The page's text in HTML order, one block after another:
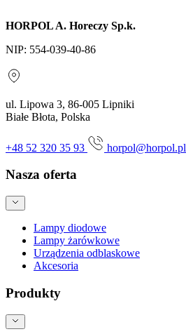
HORPOL A. Horeczy Sp.k.
NIP: 554-039-40-86
ul. Lipowa 3, 86-005 Lipniki
Białe Błota, Polska
+48 52 320 35 93 horpol@horpol.pl
Nasza oferta
Lampy diodowe
Lampy żarówkowe
Urządzenia odblaskowe
Akcesoria
Produkty